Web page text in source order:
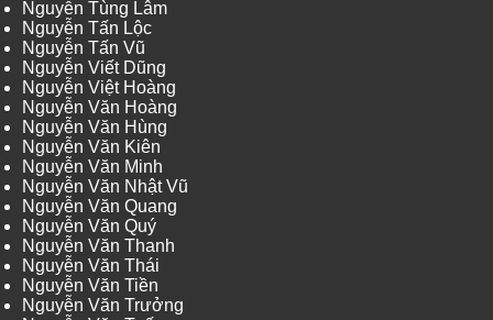
Nguyễn Tùng Lâm
Nguyễn Tấn Lộc
Nguyễn Tấn Vũ
Nguyễn Viết Dũng
Nguyễn Việt Hoàng
Nguyễn Văn Hoàng
Nguyễn Văn Hùng
Nguyễn Văn Kiên
Nguyễn Văn Minh
Nguyễn Văn Nhật Vũ
Nguyễn Văn Quang
Nguyễn Văn Quý
Nguyễn Văn Thanh
Nguyễn Văn Thái
Nguyễn Văn Tiền
Nguyễn Văn Trưởng